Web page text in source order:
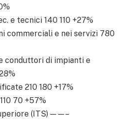
e tecnici 140 110 +27%
commerciali e nei servizi 780
conduttori di impianti e
210 180 +17%
70 +57%
(ITS) — — –